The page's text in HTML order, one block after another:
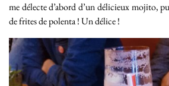
me délecte d’abord d’un délicieux mojito,
de frites de polenta ! Un délice !